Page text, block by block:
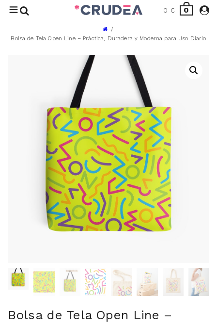
0 € 0
INICIAR SESIÓN
CARRITO
Bolsa de Tela Open Line – Práctica, Duradera y Moderna para Uso Diario
Bolsa de Tela Open Line –